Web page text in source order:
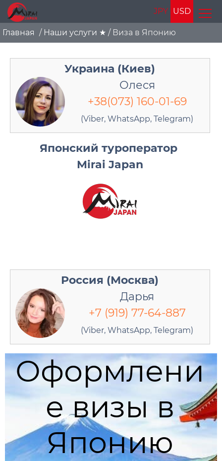
JPY USD
Главная / Наши услуги ★ / Виза в Японию
Украина (Киев)
Олеся
+38(073) 160-01-69
(Viber, WhatsApp, Telegram)
Японский туроператор
Mirai Japan
Россия (Москва)
Дарья
+7 (919) 77-64-887
(Viber, WhatsApp, Telegram)
Оформлени
е визы в
Японию